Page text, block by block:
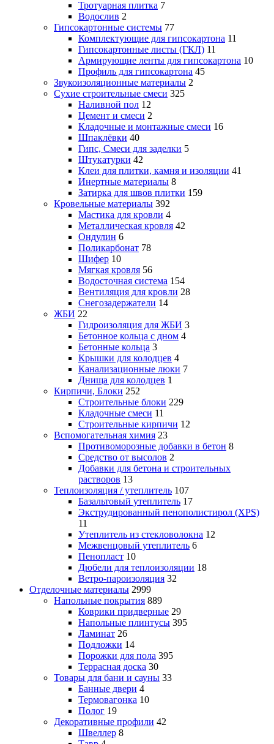
Тротуарная плитка 7
Водослив 2
Гипсокартонные системы 77
Комплектующие для гипсокартона 11
Гипсокартонные листы (ГКЛ) 11
Армирующие ленты для гипсокартона 10
Профиль для гипсокартона 45
Звукоизоляционные материалы 2
Сухие строительные смеси 325
Наливной пол 12
Цемент и смеси 2
Кладочные и монтажные смеси 16
Шпаклёвки 40
Гипс, Смеси для заделки 5
Штукатурки 42
Клеи для плитки, камня и изоляции 41
Инертные материалы 8
Затирка для швов плитки 159
Кровельные материалы 392
Мастика для кровли 4
Металлическая кровля 42
Ондулин 6
Поликарбонат 78
Шифер 10
Мягкая кровля 56
Водосточная система 154
Вентиляция для кровли 28
Снегозадержатели 14
ЖБИ 22
Гидроизоляция для ЖБИ 3
Бетонное кольца с дном 4
Бетонные кольца 3
Крышки для колодцев 4
Канализационные люки 7
Днища для колодцев 1
Кирпичи, Блоки 252
Строительные блоки 229
Кладочные смеси 11
Строительные кирпичи 12
Вспомогательная химия 23
Противоморозные добавки в бетон 8
Средство от высолов 2
Добавки для бетона и строительных
растворов 13
Теплоизоляция / утеплитель 107
Базальтовый утеплитель 17
Экструдированный пенополистирол (XPS)
11
Утеплитель из стекловолокна 12
Межвенцовый утеплитель 6
Пенопласт 10
Дюбели для теплоизоляции 18
Ветро-пароизоляция 32
Отделочные материалы 2999
Напольные покрытия 889
Коврики придверные 29
Напольные плинтусы 395
Ламинат 26
Подложки 14
Порожки для пола 395
Террасная доска 30
Товары для бани и сауны 33
Банные двери 4
Термовагонка 10
Полог 19
Декоративные профили 42
Швеллер 8